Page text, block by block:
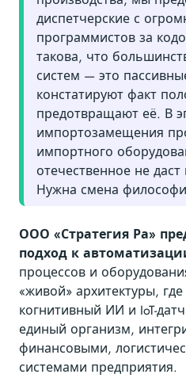
диспетчерские с
программистов за
такова, что
систем — это
констатируют факт
предотвращают её. В
импортозамещения
импортного
отечественное не
Нужна смена
ООО «Стратегия Ра»
подход к
процессов и
«живой» архитектуры,
когнитивный ИИ и IoT-
единый организм,
финансовыми,
системами предприятия.